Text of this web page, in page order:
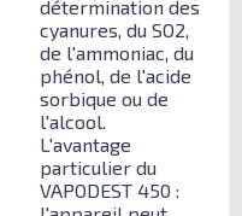
détermination des
cyanures, du SO2,
de l'ammoniac, du
phénol, de l'acide
sorbique ou de
l'alcool.
L'avantage
particulier du
VAPODEST 450 :